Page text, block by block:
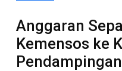
Anggaran
Kemensos ke
Pendampingan